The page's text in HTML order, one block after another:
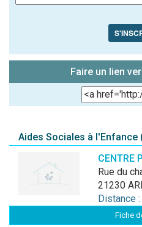
Faire un lien
Aides Sociales à l'Enfance
CENTRE
rue du
21230
Distance
Fiche